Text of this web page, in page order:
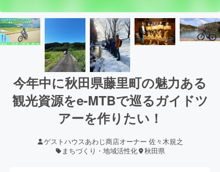
今年中に秋田県藤里町の魅力ある
観光資源をe-MTBで巡るガイドツ
アーを作りたい！
ゲストハウスあわじ商店オーナー 佐々木規之
まちづくり・地域活性化
秋田県